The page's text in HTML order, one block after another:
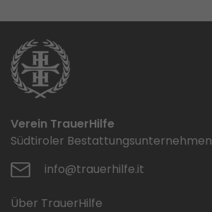
Verein TrauerHilfe
Südtiroler Bestattungsunternehmen
info@trauerhilfe.it
Über TrauerHilfe